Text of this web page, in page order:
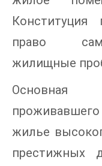
Конституция
право
жилищные
Основная
жилье
престижных